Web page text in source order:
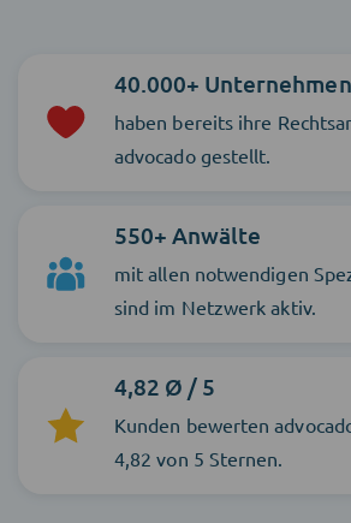
40.000+ Unternehmen
haben bereits ihre
advocado gestellt.
550+ Anwälte
mit allen notwendigen
sind im Netzwerk aktiv.
4,82 Ø / 5
Kunden bewerten
4,82 von 5 Sternen.